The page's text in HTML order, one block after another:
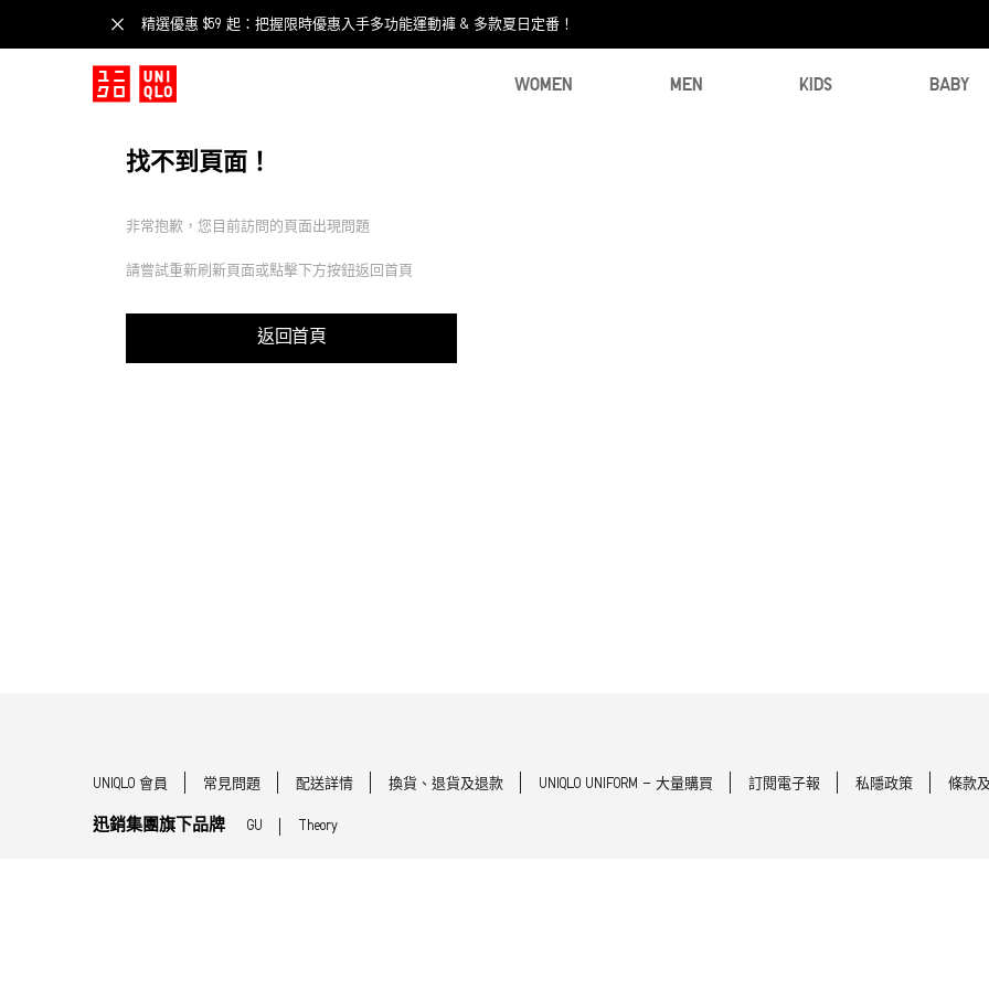
精選優惠 $59 起：把握限時優惠入手多功能運動褲 & 多款夏日定番！​
WOMEN MEN KIDS BABY
找不到頁面！
非常抱歉，您目前訪問的頁面出現問題
請嘗試重新刷新頁面或點擊下方按鈕返回首頁
返回首頁
UNIQLO 會員 常見問題 配送詳情 換貨、退貨及退款 UNIQLO UNIFORM - 大量購買 訂閱電子報 私隱政策 條款
迅銷集團旗下品牌 GU Theory